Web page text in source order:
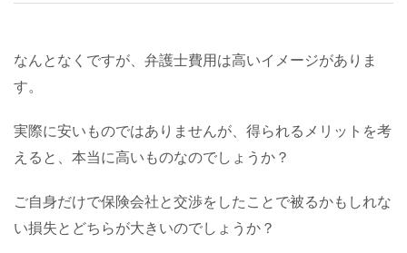
なんとなくですが、弁護士費用は高いイメージがありま
す。
実際に安いものではありませんが、得られるメリットを考
えると、本当に高いものなのでしょうか？
ご自身だけで保険会社と交渉をしたことで被るかもしれな
い損失とどちらが大きいのでしょうか？